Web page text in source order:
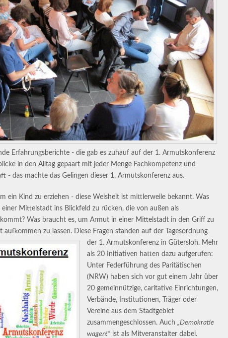
Erfahrungsberichte - die gab es zuhauf auf der 1. Armutskonferenz
in den Alltag gepaart mit jeder Menge Fachkompetenz und
- das machte das Gelingen dieser 1. Armutskonferenz aus.
ein Kind zu erziehen - diese Weisheit ist mittlerweile bekannt. Was
Mittelstadt ins Blickfeld zu rücken, die von außen als
Was braucht es, um Armut in einer Mittelstadt in den Griff zu
aufkommen zu lassen. Diese Fragen standen auf der Tagesordnung
der 1. Armutskonferenz in Gütersloh. Mehr
als 20 Initiativen hatten dazu aufgerufen:
Unter Federführung des Paritätischen
(NRW) haben sich vor gut einem Jahr über
20 gemeinnützige, caritative Einrichtungen,
Verbände, Institutionen, Träger oder
Vereine aus dem Stadtgebiet
zusammengeschlossen. Auch „Demokratie
wagen!“ ist als Mitveranstalter dabei.